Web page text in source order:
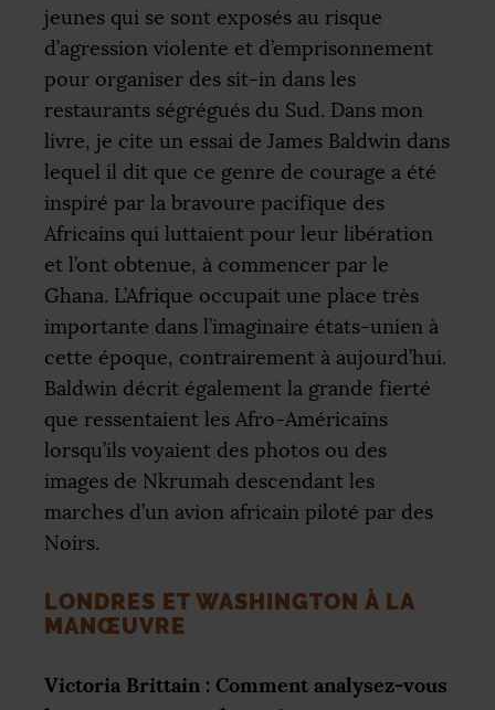
jeunes qui se sont exposés au risque
d’agression violente et d’emprisonnement
pour organiser des sit-in dans les
restaurants ségrégués du Sud. Dans mon
livre, je cite un essai de James Baldwin dans
lequel il dit que ce genre de courage a été
inspiré par la bravoure pacifique des
Africains qui luttaient pour leur libération
et l’ont obtenue, à commencer par le
Ghana. L’Afrique occupait une place très
importante dans l’imaginaire états-unien à
cette époque, contrairement à aujourd’hui.
Baldwin décrit également la grande fierté
que ressentaient les Afro-Américains
lorsqu’ils voyaient des photos ou des
images de Nkrumah descendant les
marches d’un avion africain piloté par des
Noirs.
LONDRES ET WASHINGTON À LA
MANŒUVRE
Victoria Brittain : Comment analysez-vous